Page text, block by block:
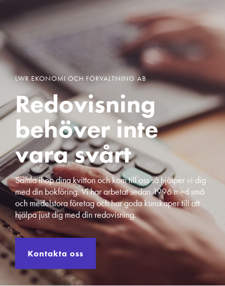
LWR EKONOMI OCH FÖRVALTNING AB
Redovisning
behöver inte
vara svårt
Samla ihop dina kvitton och kom till oss så hjälper vi dig
med din bokföring. Vi har arbetat sedan 1996 med små
och medelstora företag och har goda kunskaper till att
hjälpa just dig med din redovisning.
Kontakta oss